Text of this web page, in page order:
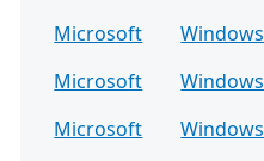
Microsoft
Windows
Microsoft
Windows
Microsoft
Windows